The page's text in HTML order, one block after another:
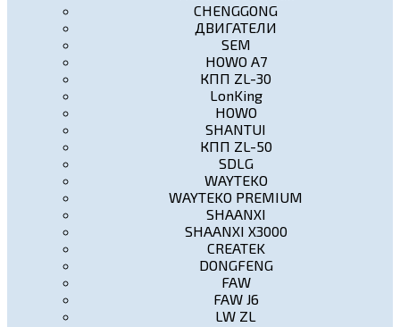
CHENGGONG
ДВИГАТЕЛИ
SEM
HOWO A7
КПП ZL-30
LonKing
HOWO
SHANTUI
КПП ZL-50
SDLG
WAYTEKO
WAYTEKO PREMIUM
SHAANXI
SHAANXI X3000
CREATEK
DONGFENG
FAW
FAW J6
LW ZL